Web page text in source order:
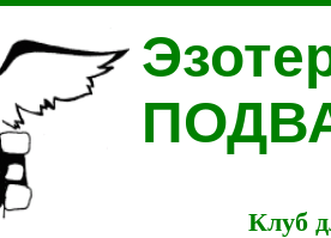
Клуб